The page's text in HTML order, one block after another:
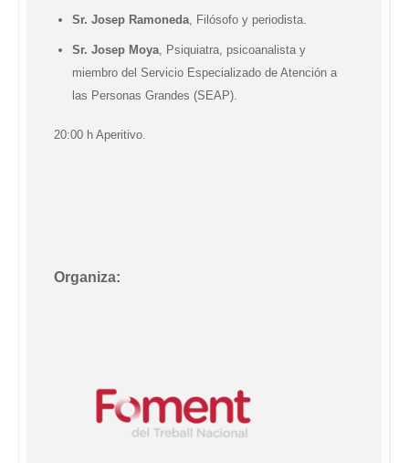
Sr. Josep Ramoneda, Filósofo y periodista.
Sr. Josep Moya, Psiquiatra, psicoanalista y
miembro del Servicio Especializado de Atención a
las Personas Grandes (SEAP).
20:00 h Aperitivo.
Organiza: